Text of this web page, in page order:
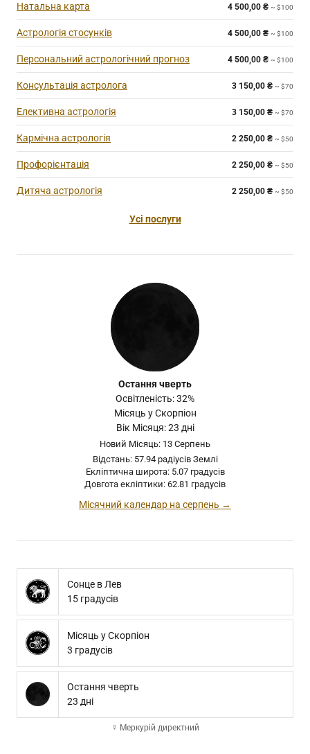
Натальна карта 4 500,00 ₴ ~ $100
Астрологія стосунків 4 500,00 ₴ ~ $100
Персональний астрологічний прогноз 4 500,00 ₴ ~ $100
Консультація астролога 3 150,00 ₴ ~ $70
Елективна астрологія 3 150,00 ₴ ~ $70
Кармічна астрологія 2 250,00 ₴ ~ $50
Профорієнтація 2 250,00 ₴ ~ $50
Дитяча астрологія 2 250,00 ₴ ~ $50
Усі послуги
Остання чверть
Освітленість: 32%
Місяць у Скорпіон
Вік Місяця: 23 дні
Новий Місяць: 13 Серпень
Відстань: 57.94 радіусів Землі
Екліптична широта: 5.07 градусів
Довгота екліптики: 62.81 градусів
Місячний календар на серпень →
Сонце в Лев
15 градусів
Місяць у Скорпіон
3 градусів
Остання чверть
23 дні
☿ Меркурій директний